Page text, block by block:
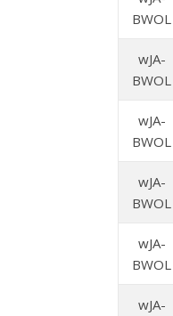
BWOL
wJA-
BWOL
wJA-
BWOL
wJA-
BWOL
wJA-
BWOL
wJA-